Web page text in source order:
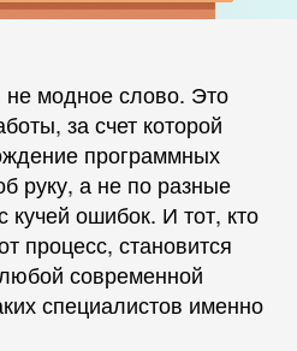
модное слово. Это
за счет которой
программных
руку, а не по разные
кучей ошибок. И тот, кто
процесс, становится
современной
специалистов именно